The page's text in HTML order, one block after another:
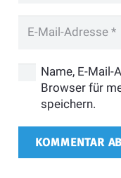
Name, E-Mail-
Browser für
speichern.
KOMMENTAR